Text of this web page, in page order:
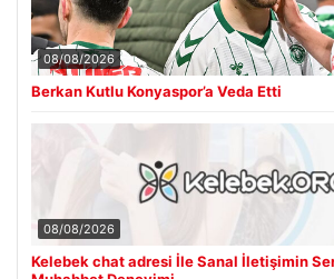
08/08/2026
Berkan Kutlu Konyaspor’a Veda Etti
08/08/2026
Kelebek chat adresi İle Sanal İletişimin